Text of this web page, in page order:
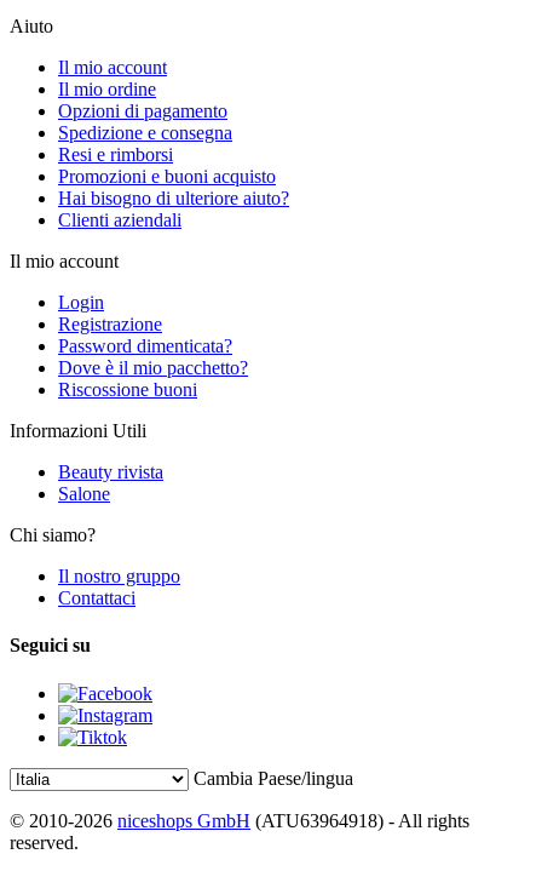
Aiuto
Il mio account
Il mio ordine
Opzioni di pagamento
Spedizione e consegna
Resi e rimborsi
Promozioni e buoni acquisto
Hai bisogno di ulteriore aiuto?
Clienti aziendali
Il mio account
Login
Registrazione
Password dimenticata?
Dove è il mio pacchetto?
Riscossione buoni
Informazioni Utili
Beauty rivista
Salone
Chi siamo?
Il nostro gruppo
Contattaci
Seguici su
Cambia Paese/lingua
© 2010-2026 niceshops GmbH (ATU63964918) - All rights
reserved.